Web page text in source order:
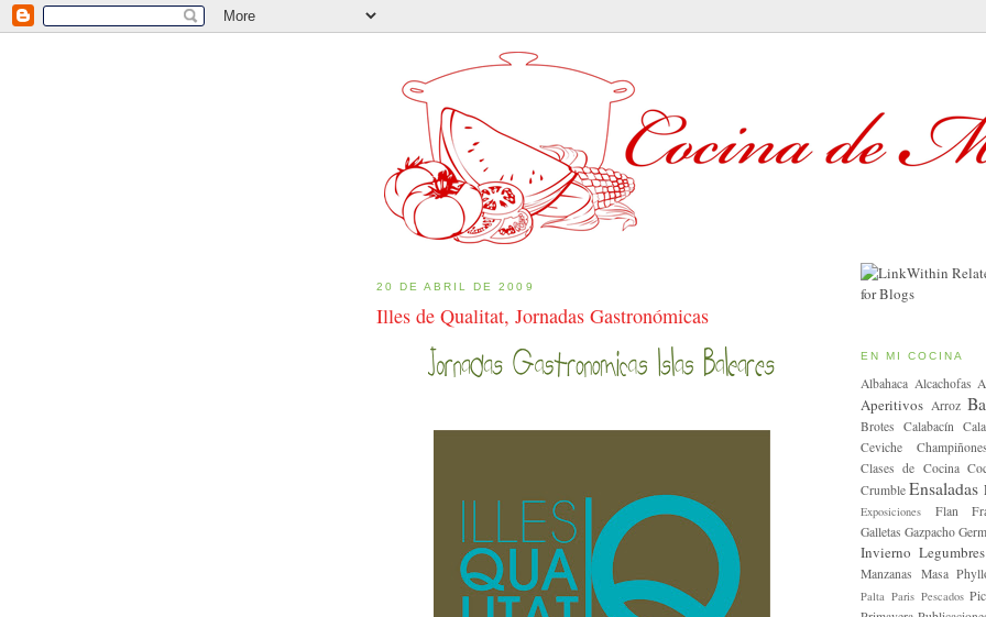
20 DE ABRIL DE 2009
Illes de Qualitat, Jornadas Gastronómicas
EN MI COCINA
Albahaca Alcachofas
Aperitivos Arroz
Brotes Calabacín
Ceviche Champiñones
Clases de Cocina
Crumble Ensaladas
Exposiciones Flan
Galletas Gazpacho
Invierno Legumbres
Manzanas Masa
Palta Paris Pescados